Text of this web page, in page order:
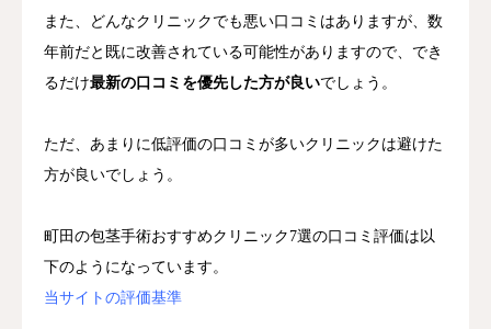
また、どんなクリニックでも悪い口コミはありますが、数
年前だと既に改善されている可能性がありますので、でき
るだけ最新の口コミを優先した方が良いでしょう。
ただ、あまりに低評価の口コミが多いクリニックは避けた
方が良いでしょう。
町田の包茎手術おすすめクリニック7選の口コミ評価は以
下のようになっています。
当サイトの評価基準